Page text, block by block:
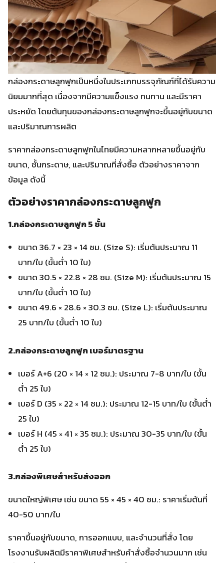
กล่องกระดาษลูกฟูกเป็นหนึ่งในประเภทบรรจุภัณฑ์ที่ได้รับความ
นิยมมากที่สุด เนื่องจากมีความแข็งแรง ทนทาน และมีราคา
ประหยัด โดยต้นทุนของกล่องกระดาษลูกฟูกจะขึ้นอยู่กับขนาด
และปริมาณการผลิต
ราคากล่องกระดาษลูกฟูกในไทยมีความหลากหลายขึ้นอยู่กับ
ขนาด, ชั้นกระดาษ, และปริมาณที่สั่งซื้อ ตัวอย่างราคาจาก
ข้อมูล ดังนี้
ตัวอย่างราคากล่องกระดาษลูกฟูก
1.กล่องกระดาษลูกฟูก 5 ชั้น
ขนาด 36.7 × 23 × 14 ซม. (Size S): เริ่มต้นประมาณ 11
บาท/ใบ (ขั้นต่ำ 10 ใบ)
ขนาด 30.5 × 22.8 × 28 ซม. (Size M): เริ่มต้นประมาณ 15
บาท/ใบ (ขั้นต่ำ 10 ใบ)
ขนาด 49.6 × 28.6 × 30.3 ซม. (Size L): เริ่มต้นประมาณ
25 บาท/ใบ (ขั้นต่ำ 10 ใบ)
2.กล่องกระดาษลูกฟูก เบอร์มาตรฐาน
เบอร์ A+6 (20 × 14 × 12 ซม.): ประมาณ 7-8 บาท/ใบ (ขั้น
ต่ำ 25 ใบ)
เบอร์ D (35 × 22 × 14 ซม.): ประมาณ 12-15 บาท/ใบ (ขั้นต่ำ
25 ใบ)
เบอร์ H (45 × 41 × 35 ซม.): ประมาณ 30-35 บาท/ใบ (ขั้น
ต่ำ 25 ใบ)
3.กล่องพิเศษสำหรับส่งออก
ขนาดใหญ่พิเศษ เช่น ขนาด 55 × 45 × 40 ซม.: ราคาเริ่มต้นที่
40-50 บาท/ใบ
ราคาขึ้นอยู่กับขนาด, การออกแบบ, และจำนวนที่สั่ง โดย
โรงงานรับผลิตมีราคาพิเศษสำหรับคำสั่งซื้อจำนวนมาก เช่น